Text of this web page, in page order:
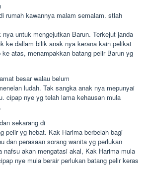
rumah kawannya malam semalam. stlah
untuk mengejutkan Barun. Terkejut janda
ke dallam bilik anak nya kerana kain pelikat
atas, menampakkan batang pelir Barun yg
besar walau belum
ludah. Tak sangka anak nya mepunyai
cipap nye yg telah lama kehausan mula
sekarang di
pelir yg hebat. Kak Harima berbelah bagi
dan perasaan sorang wanita yg perlukan
nafsu akan mengatasi akal, Kak Harima mula
nye mula berair perlukan batang pelir keras